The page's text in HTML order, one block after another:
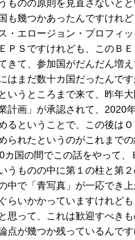
ものの原則を見直さないと
も幾つかあったんですけれ
・エロージョン・プロフィッ
ＰＳですけれども、このＢ
きて、参加国がだんだん増
はまだ数十カ国だったんで
いうところまで来て、昨年
計画」が承認されて、2020
るということで、この後は
られたというのがこれまで
カ国の間でこの話をやって、
うものの中に第１の柱と第
中で「青写真」が一応でき
らいかかっていますけれど
思って、これは歓迎すべき
点が幾つか残っているんで